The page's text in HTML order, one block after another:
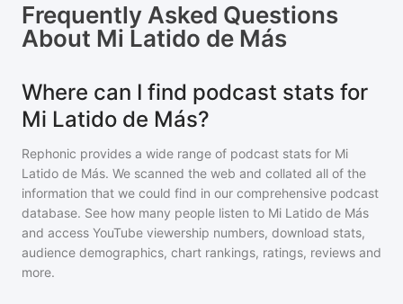
Frequently Asked Questions
About Mi Latido de Más
Where can I find podcast stats for
Mi Latido de Más?
Rephonic provides a wide range of podcast stats for Mi
Latido de Más. We scanned the web and collated all of the
information that we could find in our comprehensive podcast
database. See how many people listen to Mi Latido de Más
and access YouTube viewership numbers, download stats,
audience demographics, chart rankings, ratings, reviews and
more.